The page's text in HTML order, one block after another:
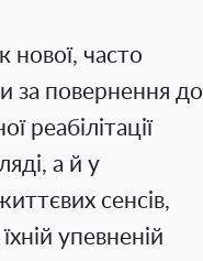
нової, часто
за повернення до
реабілітації
а й у
сенсів,
упевненій